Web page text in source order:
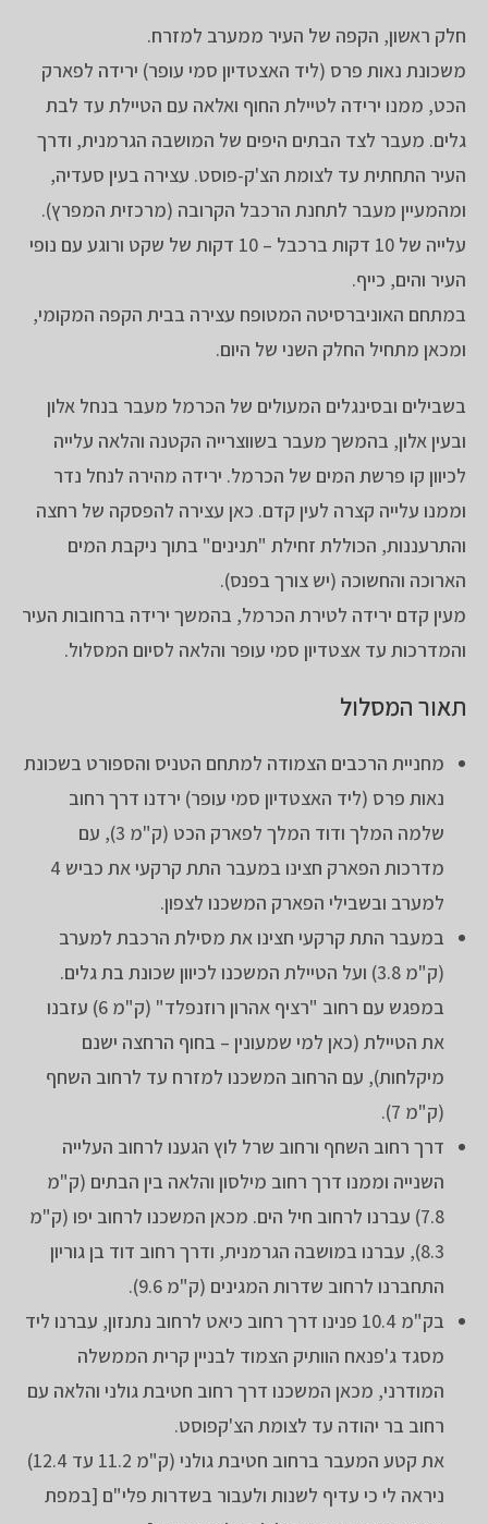
חלק ראשון, הקפה של העיר ממערב למזרח.
משכונת נאות פרס (ליד האצטדיון סמי עופר) ירידה לפארק
הכט, ממנו ירידה לטיילת החוף ואלאה עם הטיילת עד לבת
גלים. מעבר לצד הבתים היפים של המושבה הגרמנית, ודרך
העיר התחתית עד לצומת הצ'ק-פוסט. עצירה בעין סעדיה,
ומהמעיין מעבר לתחנת הרכבל הקרובה (מרכזית המפרץ).
עלייה של 10 דקות ברכבל – 10 דקות של שקט ורוגע עם נופי
העיר והים, כייף.
במתחם האוניברסיטה המטופח עצירה בבית הקפה המקומי,
ומכאן מתחיל החלק השני של היום.
בשבילים ובסינגלים המעולים של הכרמל מעבר בנחל אלון
ובעין אלון, בהמשך מעבר בשווצרייה הקטנה והלאה עלייה
לכיוון קו פרשת המים של הכרמל. ירידה מהירה לנחל נדר
וממנו עלייה קצרה לעין קדם. כאן עצירה להפסקה של רחצה
והתרעננות, הכוללת זחילת "תנינים" בתוך ניקבת המים
הארוכה והחשוכה (יש צורך בפנס).
מעין קדם ירידה לטירת הכרמל, בהמשך ירידה ברחובות העיר
והמדרכות עד אצטדיון סמי עופר והלאה לסיום המסלול.
תאור המסלול
מחניית הרכבים הצמודה למתחם הטניס והספורט בשכונת
נאות פרס (ליד האצטדיון סמי עופר) ירדנו דרך רחוב
שלמה המלך ודוד המלך לפארק הכט (ק"מ 3), עם
מדרכות הפארק חצינו במעבר התת קרקעי את כביש 4
למערב ובשבילי הפארק המשכנו לצפון.
במעבר התת קרקעי חצינו את מסילת הרכבת למערב
(ק"מ 3.8) ועל הטיילת המשכנו לכיוון שכונת בת גלים.
במפגש עם רחוב "רציף אהרון רוזנפלד" (ק"מ 6) עזבנו
את הטיילת (כאן למי שמעונין – בחוף הרחצה ישנם
מיקלחות), עם הרחוב המשכנו למזרח עד לרחוב השחף
(ק"מ 7).
דרך רחוב השחף ורחוב שרל לוץ הגענו לרחוב העלייה
השנייה וממנו דרך רחוב מילסון והלאה בין הבתים (ק"מ
7.8) עברנו לרחוב חיל הים. מכאן המשכנו לרחוב יפו (ק"מ
8.3), עברנו במושבה הגרמנית, ודרך רחוב דוד בן גוריון
התחברנו לרחוב שדרות המגינים (ק"מ 9.6).
בק"מ 10.4 פנינו דרך רחוב כיאט לרחוב נתנזון, עברנו ליד
מסגד ג'פנאח הוותיק הצמוד לבניין קרית הממשלה
המודרני, מכאן המשכנו דרך רחוב חטיבת גולני והלאה עם
רחוב בר יהודה עד לצומת הצ'קפוסט.
את קטע המעבר ברחוב חטיבת גולני (ק"מ 11.2 עד 12.4)
ניראה לי כי עדיף לשנות ולעבור בשדרות פלי"ם [במפת